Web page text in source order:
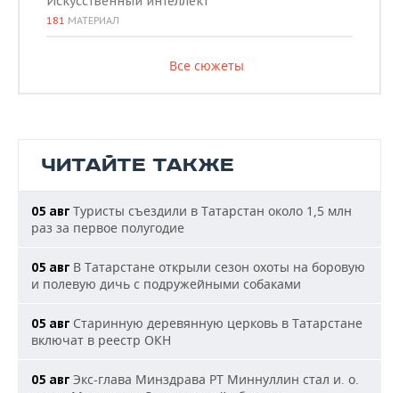
181 МАТЕРИАЛ
Все сюжеты
ЧИТАЙТЕ ТАКЖЕ
05 авг Туристы съездили в Татарстан около 1,5 млн
раз за первое полугодие
05 авг В Татарстане открыли сезон охоты на боровую
и полевую дичь с подружейными собаками
05 авг Старинную деревянную церковь в Татарстане
включат в реестр ОКН
05 авг Экс-глава Минздрава РТ Миннуллин стал и. о.